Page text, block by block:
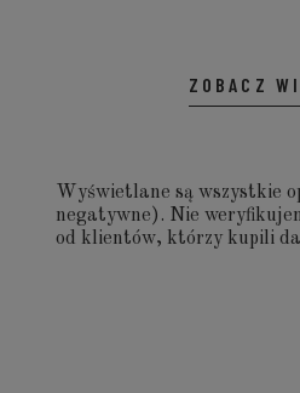
ZOBACZ
Wyświetlane są wszystkie
negatywne). Nie
od klientów, którzy kupili